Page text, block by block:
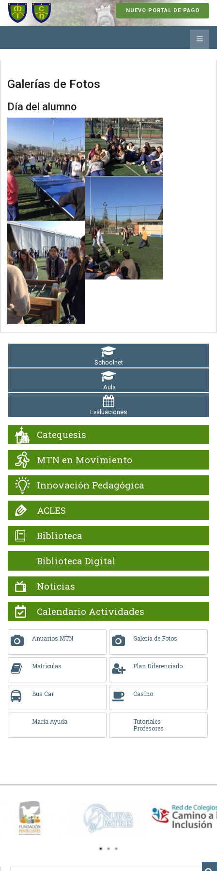
NUEVO PORTAL DE PAGO
Galerías de Fotos
Día del alumno
Schoolnet
Aula
Evaluaciones
Catequesis
MTN en Movimiento
Innovación Pedagógica
ACLES
Biblioteca
Biblioteca Digital
Noticias
Calendario Actividades
Anuarios MTN Galería de Fotos
Matriculas Plan Diferenciado
Bus Car Casino
María Ayuda
Tutoriales
Profesores